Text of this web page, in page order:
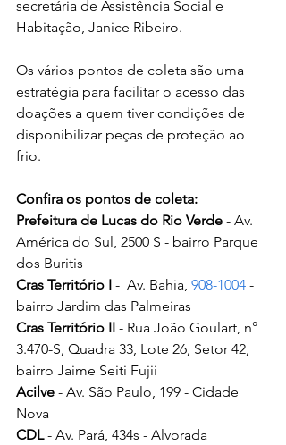
secretária de Assistência Social e
Habitação, Janice Ribeiro.
Os vários pontos de coleta são uma
estratégia para facilitar o acesso das
doações a quem tiver condições de
disponibilizar peças de proteção ao
frio.
Confira os pontos de coleta:
Prefeitura de Lucas do Rio Verde - Av.
América do Sul, 2500 S - bairro Parque
dos Buritis
Cras Território I -  Av. Bahia, 908-1004 -
bairro Jardim das Palmeiras
Cras Território II - Rua João Goulart, n°
3.470-S, Quadra 33, Lote 26, Setor 42,
bairro Jaime Seiti Fujii
Acilve - Av. São Paulo, 199 - Cidade
Nova
CDL - Av. Pará, 434s - Alvorada